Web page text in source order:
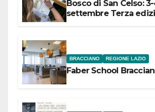
Bosco di San Celso:
settembre Terza
BRACCIANO REGIONE LAZIO
Faber School